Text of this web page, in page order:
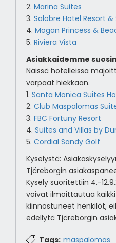
2. Marina Suites
3. Salobre Hotel Resort
4. Mogan Princess &
5. Riviera Vista
Asiakkaidemme
Näissä hotelleissa
varpaat hiekkaan.
1. Santa Monica Suites
2. Club Maspalomas
3. FBC Fortuny Resort
4. Suites and Villas by
5. Cordial Sandy Golf
Kyselystä:
Tjäreborgin
Kysely suoritettiin 4.-
voivat ilmoittautua
kiinnostuneet henkilöt,
edellytä Tjäreborgin
Tags: maspalomas